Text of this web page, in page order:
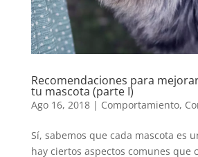
Recomendaciones para
tu mascota (parte I)
Ago 16, 2018| Comportamiento,
Sí, sabemos que cada mascota es
hay ciertos aspectos comunes que